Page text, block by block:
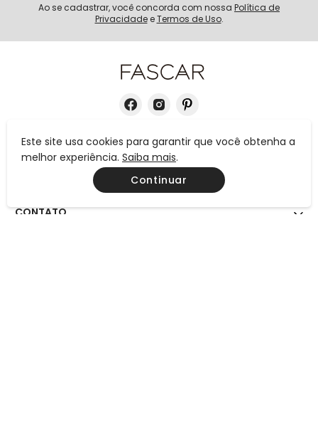
Ao se cadastrar, você concorda com nossa Política de
Privacidadee Termos de Uso.
INSTITUCIONAL
CONTATO
Este site usa cookies para garantir que você obtenha a
melhor experiência. Saiba mais.
Continuar